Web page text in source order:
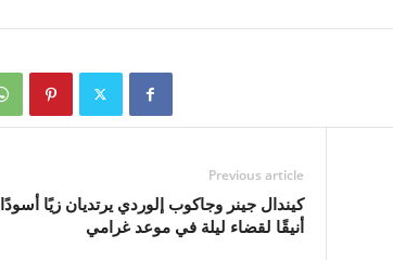
Previous article
كيندال جينر وجاكوب إلوردي يرتديان زيًا أسودًا
أنيقًا لقضاء ليلة في موعد غرامي